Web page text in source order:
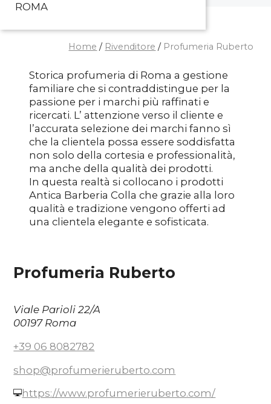
ROMA
Home / Rivenditore / Profumeria Ruberto
Storica profumeria di Roma a gestione
familiare che si contraddistingue per la
passione per i marchi più raffinati e
ricercati. L’ attenzione verso il cliente e
l’accurata selezione dei marchi fanno sì
che la clientela possa essere soddisfatta
non solo della cortesia e professionalità,
ma anche della qualità dei prodotti.
In questa realtà si collocano i prodotti
Antica Barberia Colla che grazie alla loro
qualità e tradizione vengono offerti ad
una clientela elegante e sofisticata.
Profumeria Ruberto
Viale Parioli 22/A
00197 Roma
+39 06 8082782
shop@profumerieruberto.com
https://www.profumerieruberto.com/